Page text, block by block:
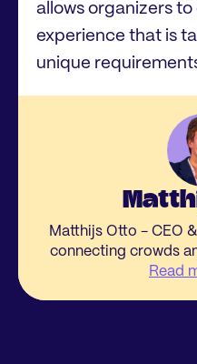
allows organizers
experience that is
unique
Matthijs Otto - CEO
connecting crowds
Read